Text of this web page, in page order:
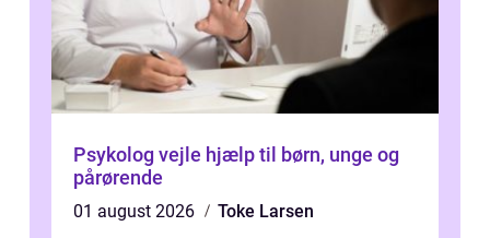
Psykolog vejle hjælp til børn, unge og
pårørende
01 august 2026
Toke Larsen